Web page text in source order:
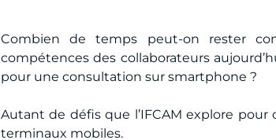
Combien de temps peut-on rester
compétences des collaborateurs
pour une consultation sur smartphone ?
Autant de défis que l’IFCAM explore
terminaux mobiles.